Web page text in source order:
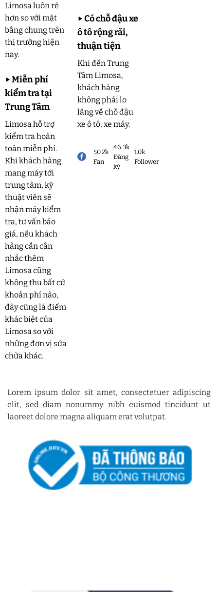
Limosa luôn rẻ
hơn so với mặt
bằng chung trên
thị trường hiện
nay.
▶Miễn phí
kiểm tra tại
Trung Tâm
Limosa hỗ trợ
kiểm tra hoàn
toàn miễn phí.
Khi khách hàng
mang máy tới
trung tâm, kỹ
thuật viên sẽ
nhận máy kiểm
tra, tư vấn báo
giá, nếu khách
hàng cần cân
nhắc thêm
Limosa cũng
không thu bất cứ
khoản phí nào,
đây cũng là điểm
khác biệt của
Limosa so với
những đơn vị sửa
chữa khác.
▶Có chỗ đậu xe
ô tô rộng rãi,
thuận tiện
Khi đến Trung
Tâm Limosa,
khách hàng
không phải lo
lắng về chỗ đậu
xe ô tô, xe máy.
50.2k
Fan
46.3k
Đăng
ký
1.0k
Follower
Lorem ipsum dolor sit amet, consectetuer adipiscing
elit, sed diam nonummy nibh euismod tincidunt ut
laoreet dolore magna aliquam erat volutpat.